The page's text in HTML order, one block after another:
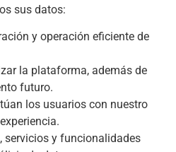
sus datos:
y operación eficiente de
la plataforma, además de
futuro.
los usuarios con nuestro
servicios y funcionalidades